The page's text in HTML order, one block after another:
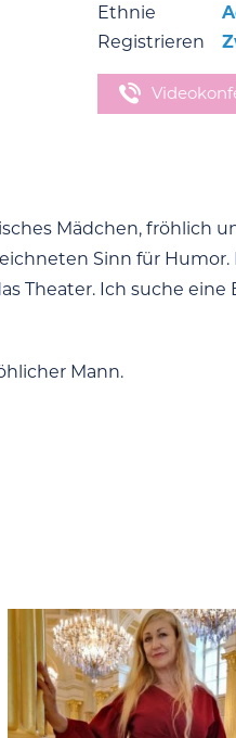
Ethnie
Registrieren
Mädchen,
Sinn für
Theater. Ich suche
Mann.